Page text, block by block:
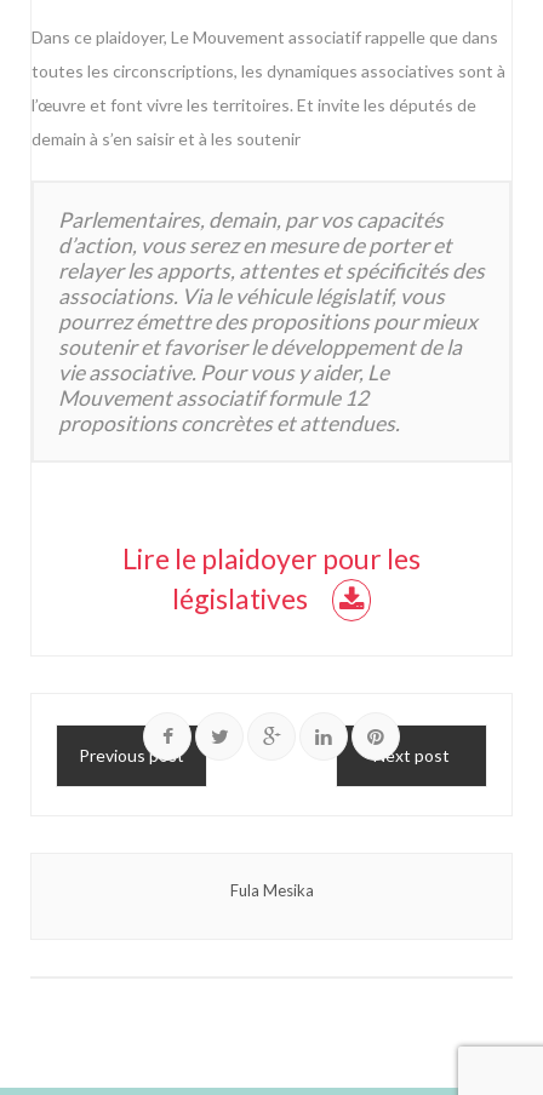
Dans ce plaidoyer, Le Mouvement associatif rappelle que dans
toutes les circonscriptions, les dynamiques associatives sont à
l’œuvre et font vivre les territoires. Et invite les députés de
demain à s’en saisir et à les soutenir
Parlementaires, demain, par vos capacités
d’action, vous serez en mesure de porter et
relayer les apports, attentes et spécificités des
associations. Via le véhicule législatif, vous
pourrez émettre des propositions pour mieux
soutenir et favoriser le développement de la
vie associative. Pour vous y aider, Le
Mouvement associatif formule 12
propositions concrètes et attendues.
Lire le plaidoyer pour les
législatives
Previous post Next post
Fula Mesika